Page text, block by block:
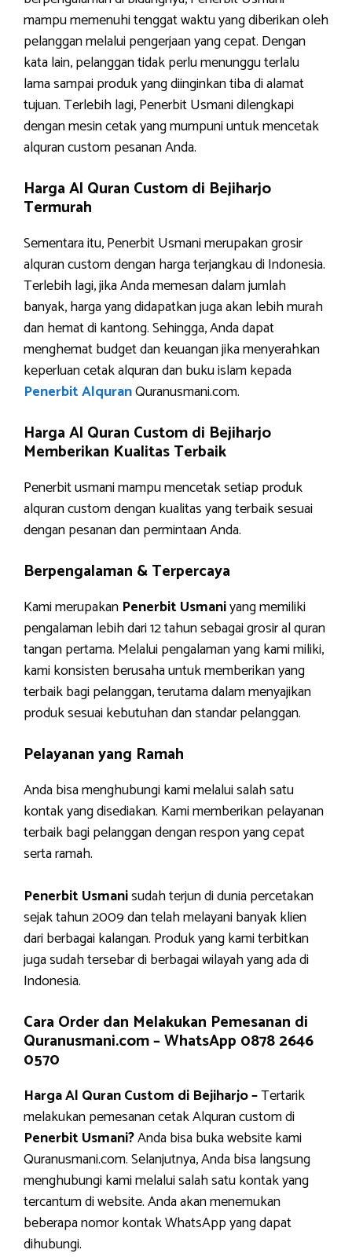
mampu memenuhi tenggat waktu yang diberikan oleh
pelanggan melalui pengerjaan yang cepat. Dengan
kata lain, pelanggan tidak perlu menunggu terlalu
lama sampai produk yang diinginkan tiba di alamat
tujuan. Terlebih lagi, Penerbit Usmani dilengkapi
dengan mesin cetak yang mumpuni untuk mencetak
alquran custom pesanan Anda.
Harga Al Quran Custom di Bejiharjo
Termurah
Sementara itu, Penerbit Usmani merupakan grosir
alquran custom dengan harga terjangkau di Indonesia.
Terlebih lagi, jika Anda memesan dalam jumlah
banyak, harga yang didapatkan juga akan lebih murah
dan hemat di kantong. Sehingga, Anda dapat
menghemat budget dan keuangan jika menyerahkan
keperluan cetak alquran dan buku islam kepada
Penerbit AlquranQuranusmani.com.
Harga Al Quran Custom di Bejiharjo
Memberikan Kualitas Terbaik
Penerbit usmani mampu mencetak setiap produk
alquran custom dengan kualitas yang terbaik sesuai
dengan pesanan dan permintaan Anda.
Berpengalaman & Terpercaya
Kami merupakan Penerbit Usmaniyang memiliki
pengalaman lebih dari 12 tahun sebagai grosir al quran
tangan pertama. Melalui pengalaman yang kami miliki,
kami konsisten berusaha untuk memberikan yang
terbaik bagi pelanggan, terutama dalam menyajikan
produk sesuai kebutuhan dan standar pelanggan.
Pelayanan yang Ramah
Anda bisa menghubungi kami melalui salah satu
kontak yang disediakan. Kami memberikan pelayanan
terbaik bagi pelanggan dengan respon yang cepat
serta ramah.
Penerbit Usmanisudah terjun di dunia percetakan
sejak tahun 2009 dan telah melayani banyak klien
dari berbagai kalangan. Produk yang kami terbitkan
juga sudah tersebar di berbagai wilayah yang ada di
Indonesia.
Cara Order dan Melakukan Pemesanan di
Quranusmani.com –WhatsApp 0878 2646
0570
Harga Al Quran Custom di Bejiharjo –Tertarik
melakukan pemesanan cetak Alquran custom di
Penerbit Usmani?Anda bisa buka website kami
Quranusmani.com. Selanjutnya, Anda bisa langsung
menghubungi kami melalui salah satu kontak yang
tercantum di website. Anda akan menemukan
beberapa nomor kontak WhatsApp yang dapat
dihubungi.